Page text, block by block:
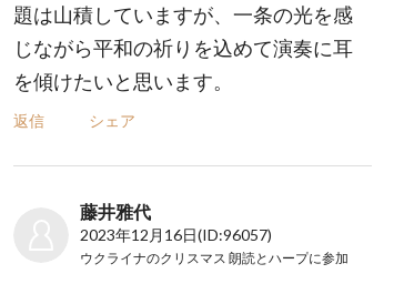
題は山積していますが、一条の光を感
じながら平和の祈りを込めて演奏に耳
を傾けたいと思います。
返信 シェア
藤井雅代
2023年12月16日(ID:96057)
ウクライナのクリスマス 朗読とハープに参加